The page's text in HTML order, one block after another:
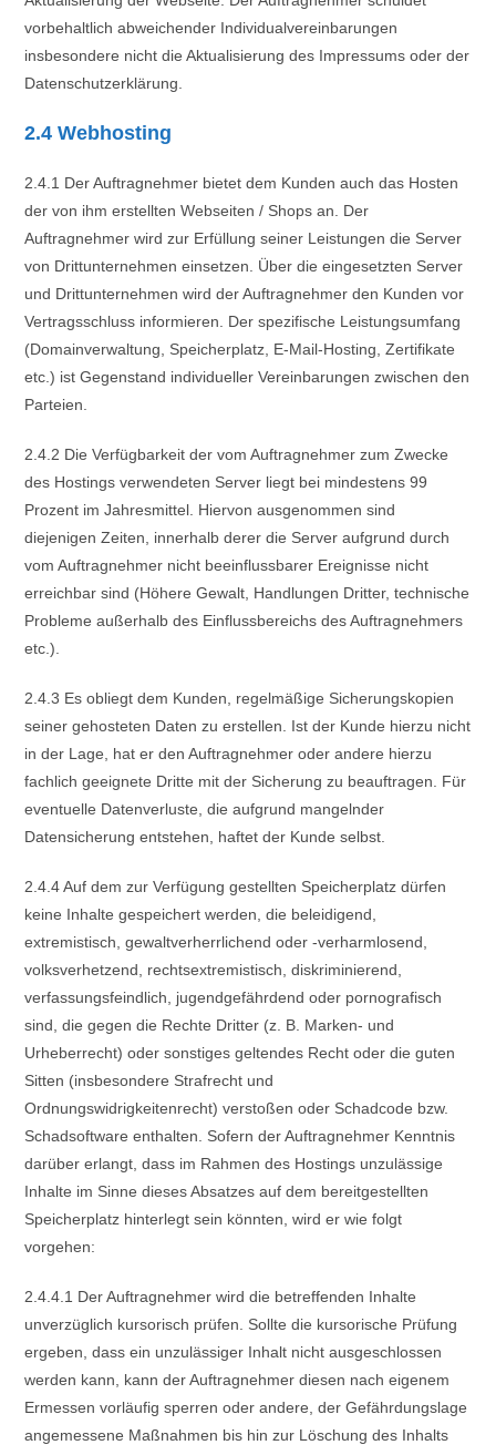
vorbehaltlich abweichender Individualvereinbarungen
insbesondere nicht die Aktualisierung des Impressums oder der
Datenschutzerklärung.
2.4 Webhosting
2.4.1 Der Auftragnehmer bietet dem Kunden auch das Hosten
der von ihm erstellten Webseiten / Shops an. Der
Auftragnehmer wird zur Erfüllung seiner Leistungen die Server
von Drittunternehmen einsetzen. Über die eingesetzten Server
und Drittunternehmen wird der Auftragnehmer den Kunden vor
Vertragsschluss informieren. Der spezifische Leistungsumfang
(Domainverwaltung, Speicherplatz, E-Mail-Hosting, Zertifikate
etc.) ist Gegenstand individueller Vereinbarungen zwischen den
Parteien.
2.4.2 Die Verfügbarkeit der vom Auftragnehmer zum Zwecke
des Hostings verwendeten Server liegt bei mindestens 99
Prozent im Jahresmittel. Hiervon ausgenommen sind
diejenigen Zeiten, innerhalb derer die Server aufgrund durch
vom Auftragnehmer nicht beeinflussbarer Ereignisse nicht
erreichbar sind (Höhere Gewalt, Handlungen Dritter, technische
Probleme außerhalb des Einflussbereichs des Auftragnehmers
etc.).
2.4.3 Es obliegt dem Kunden, regelmäßige Sicherungskopien
seiner gehosteten Daten zu erstellen. Ist der Kunde hierzu nicht
in der Lage, hat er den Auftragnehmer oder andere hierzu
fachlich geeignete Dritte mit der Sicherung zu beauftragen. Für
eventuelle Datenverluste, die aufgrund mangelnder
Datensicherung entstehen, haftet der Kunde selbst.
2.4.4 Auf dem zur Verfügung gestellten Speicherplatz dürfen
keine Inhalte gespeichert werden, die beleidigend,
extremistisch, gewaltverherrlichend oder -verharmlosend,
volksverhetzend, rechtsextremistisch, diskriminierend,
verfassungsfeindlich, jugendgefährdend oder pornografisch
sind, die gegen die Rechte Dritter (z. B. Marken- und
Urheberrecht) oder sonstiges geltendes Recht oder die guten
Sitten (insbesondere Strafrecht und
Ordnungswidrigkeitenrecht) verstoßen oder Schadcode bzw.
Schadsoftware enthalten. Sofern der Auftragnehmer Kenntnis
darüber erlangt, dass im Rahmen des Hostings unzulässige
Inhalte im Sinne dieses Absatzes auf dem bereitgestellten
Speicherplatz hinterlegt sein könnten, wird er wie folgt
vorgehen:
2.4.4.1 Der Auftragnehmer wird die betreffenden Inhalte
unverzüglich kursorisch prüfen. Sollte die kursorische Prüfung
ergeben, dass ein unzulässiger Inhalt nicht ausgeschlossen
werden kann, kann der Auftragnehmer diesen nach eigenem
Ermessen vorläufig sperren oder andere, der Gefährdungslage
angemessene Maßnahmen bis hin zur Löschung des Inhalts